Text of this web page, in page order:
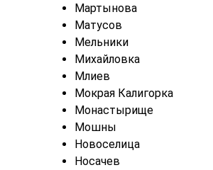
Мартынова
Матусов
Мельники
Михайловка
Млиев
Мокрая Калигорка
Монастырище
Мошны
Новоселица
Носачев